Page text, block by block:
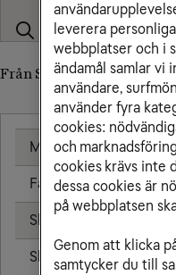
Från Sverige till Kosovo
Mobil
Fast telefon
Skicka sms
Skicka mms
leverera
webbplatser och i
ändamål samlar vi
användare,
använder fyra
cookies:
och
cookies krävs inte
dessa cookies är
på webbplatsen
Genom att klicka
samtycker du till